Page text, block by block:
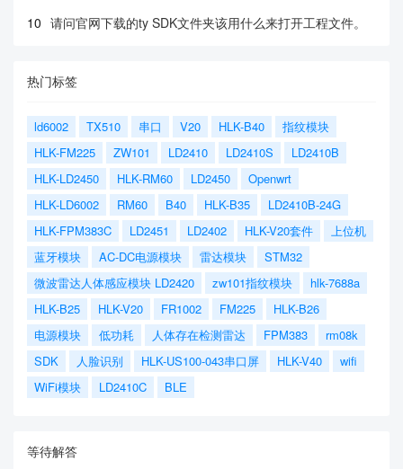
10 请问官网下载的ty SDK文件夹该用什么来打开工程文件。
热门标签
ld6002 TX510 串口 V20 HLK-B40
指纹模块
HLK-FM225
ZW101 LD2410 LD2410S
LD2410B
HLK-LD2450
HLK-RM60 LD2450
Openwrt
HLK-LD6002
RM60 B40 HLK-B35
LD2410B-24G
HLK-FPM383C
LD2451 LD2402 HLK-V20套件
上位机
蓝牙模块
AC-DC电源模块 雷达模块
STM32
微波雷达人体感应模块 LD2420
zw101指纹模块
hlk-7688a
HLK-B25
HLK-V20 FR1002 FM225
HLK-B26
电源模块
低功耗 人体存在检测雷达 FPM383
rm08k
SDK
人脸识别 HLK-US100-043串口屏 HLK-V40
wifi
WiFi模块
LD2410C BLE
等待解答